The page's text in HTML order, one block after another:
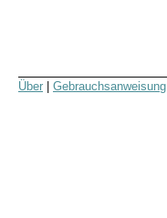
Über Gebrauchsanweisung